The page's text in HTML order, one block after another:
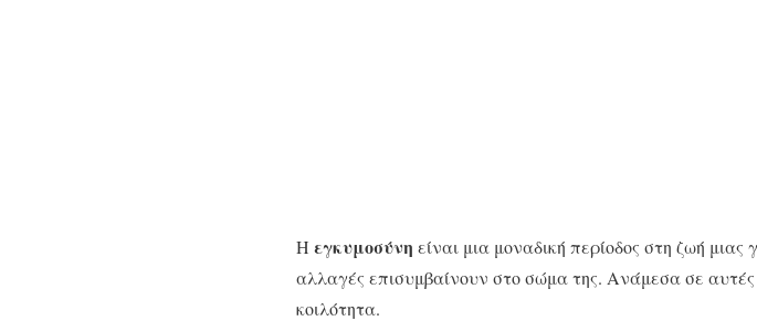
Η εγκυμοσύνη είναι μια μοναδική περίοδος στη ζωή
αλλαγές επισυμβαίνουν στο σώμα της. Ανάμεσα σε
κοιλότητα.